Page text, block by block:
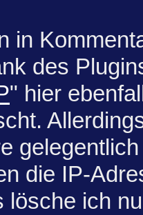
in
des
" hier
die IP-
lösche ich